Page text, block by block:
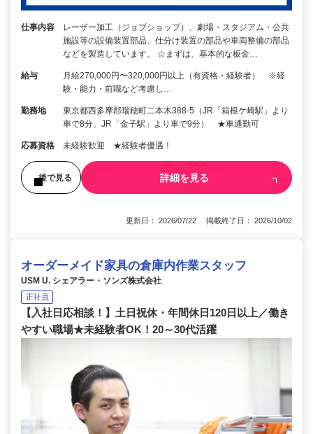
仕事内容
レーザー加工（ジョブショップ）、劇場・スタジアム・公共
施設等の設備装置部品、仕分け装置の部品や車両整備の部品
などを製造しています。 ☆まずは、基本的な板金…
給与
月給270,000円〜320,000円以上（有資格・経験者） ※経
験・能力・前職など考慮し…
勤務地
東京都西多摩郡瑞穂町二本木388-5（JR「箱根ケ崎駅」より
車で8分、JR「金子駅」より車で9分） ★車通勤可
応募資格 未経験歓迎 ★経験者優遇！
後で見る 詳細を見る
更新日： 2026/07/22 掲載終了日： 2026/10/02
オーダーメイド家具の倉庫内作業スタッフ
USM U. シェアラー・ソンズ株式会社
正社員
【入社日応相談！】土日祝休・年間休日120日以上／働き
やすい職場★未経験者OK！20～30代活躍